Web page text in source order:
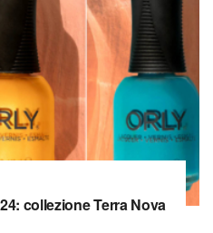
collezione Terra Nova